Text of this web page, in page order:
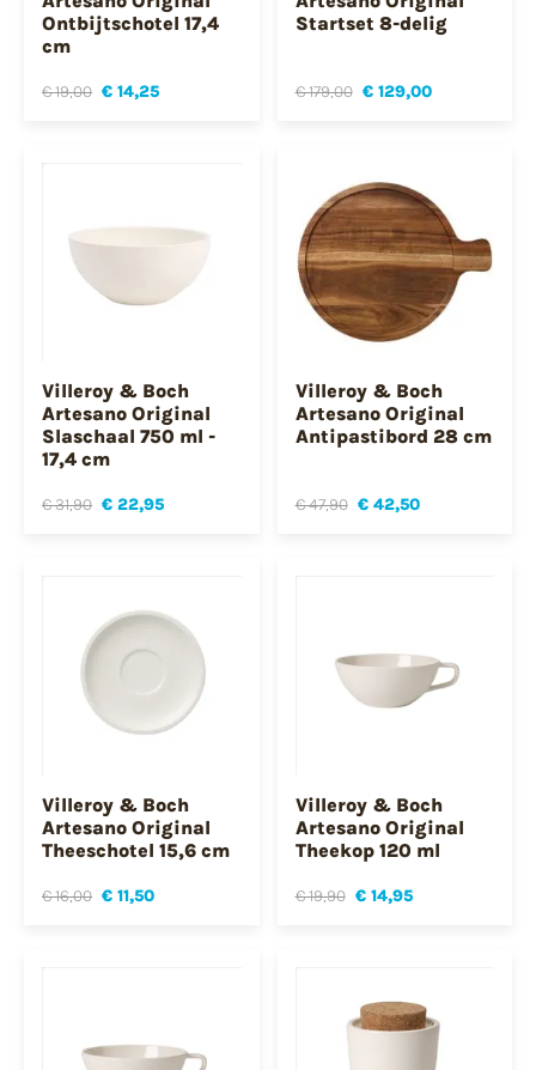
Ontbijtschotel 17,4
cm
€ 19,00 € 14,25
Startset 8-delig
€ 179,00 € 129,00
Villeroy & Boch
Artesano Original
Slaschaal 750 ml -
17,4 cm
€ 31,90 € 22,95
Villeroy & Boch
Artesano Original
Antipastibord 28 cm
€ 47,90 € 42,50
Villeroy & Boch
Artesano Original
Theeschotel 15,6 cm
€ 16,00 € 11,50
Villeroy & Boch
Artesano Original
Theekop 120 ml
€ 19,90 € 14,95